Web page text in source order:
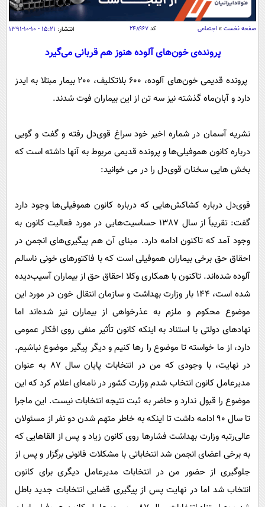
سیاسی
اقتصاد
حوادث
یک برش دانایی
محیط زیست
سفر و تفریح
بین الملل
سیاست خارجی
فرهنگ و هنر
قرآن
گوناگون
باشگاه مغز
مجله تصویری سلاح
اقتصاد
ورزش
سرگرمی
فناوری
گوناگون
حوادث
سلامت
فرهنگی
بین الملل
حیات وحش
سیاست خارجی
عصر ایران 2
خواندنی ها و دیدنی ها
داستان کوتاه
روانشناسی
آشپزی
دانلود
آموزش زبان
صفحه نخست » اجتماعی کد ۲۴۸۹۶۷ انتشار: ۱۵:۲۱ - ۱۰-۱۰-۱۳۹۱
پرونده‌ی خون‌های آلوده هنوز هم قربانی می‌گیرد
پرونده قدیمی خون‌های آلوده، 600 بلاتکلیف، 200 بیمار مبتلا به ایدز
دارد و آبان‌ماه گذشته نیز سه تن از این بیماران فوت شدند.
نشریه آسمان در شماره اخیر خود سراغ قوی‌دل رفته و گفت و گویی
درباره کانون هموفیلی‌ها و پرونده قدیمی مربوط به آنها داشته است که
بخش هایی سخنان قوی‌دل را در می خوانید:
قوی‌دل درباره کشاکش‌هایی که درباره کانون هموفیلی‌ها وجود دارد
گفت: تقریباً از سال 1387 حساسیت‌هایی در مورد فعالیت کانون به
وجود آمد که تاکنون ادامه دارد. مبنای آن هم پیگیری‌های انجمن در
احقاق حق برخی بیماران هموفیلی است که با فاکتورهای خونی ناسالم
آلوده شده‌اند. تاکنون با همکاری وکلا احقاق حق از بیماران آسیب‌دیده
شده است، 144 بار وزارت بهداشت و سازمان انتقال خون در مورد این
موضوع محکوم و ملزم به عذرخواهی از بیماران نیز شده‌اند اما
نهادهای دولتی با استناد به اینکه کانون تأثیر منفی روی افکار عمومی
دارد، از ما خواسته تا موضوع را رها کنیم و دیگر پیگیر موضوع نباشیم.
در نهایت، با وجودی که من در انتخابات پایان سال 87 به عنوان
مدیرعامل کانون انتخاب شدم وزارت کشور در نامه‌ای اعلام کرد که این
موضوع را قبول ندارد و حاضر به ثبت نتیجه انتخابات نیست. این ماجرا
تا سال 90 ادامه داشت تا اینکه به خاطر متهم شدن دو نفر از مسئولان
عالی‌رتبه وزارت بهداشت فشارها روی کانون زیاد و پس از القاهایی که
به برخی اعضای انجمن شد انتخاباتی با مشکلات قانونی برگزار و پس از
جلوگیری از حضور من در انتخابات مدیرعامل دیگری برای کانون
انتخاب شد اما در نهایت پس از پیگیری قضایی انتخابات جدید باطل